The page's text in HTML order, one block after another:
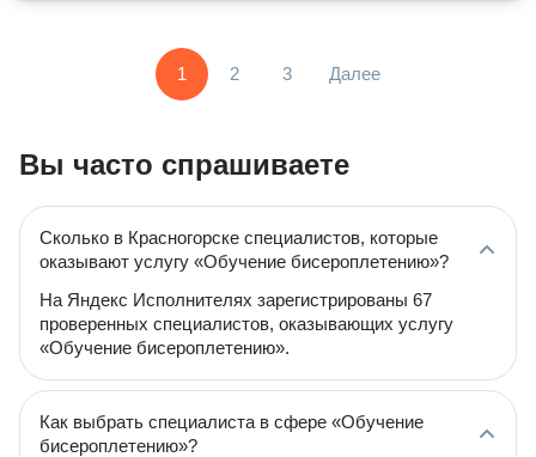
1 2 3 Далее
Вы часто спрашиваете
Сколько в Красногорске специалистов, которые
оказывают услугу «Обучение бисероплетению»?
На Яндекс Исполнителях зарегистрированы 67
проверенных специалистов, оказывающих услугу
«Обучение бисероплетению».
Как выбрать специалиста в сфере «Обучение
бисероплетению»?